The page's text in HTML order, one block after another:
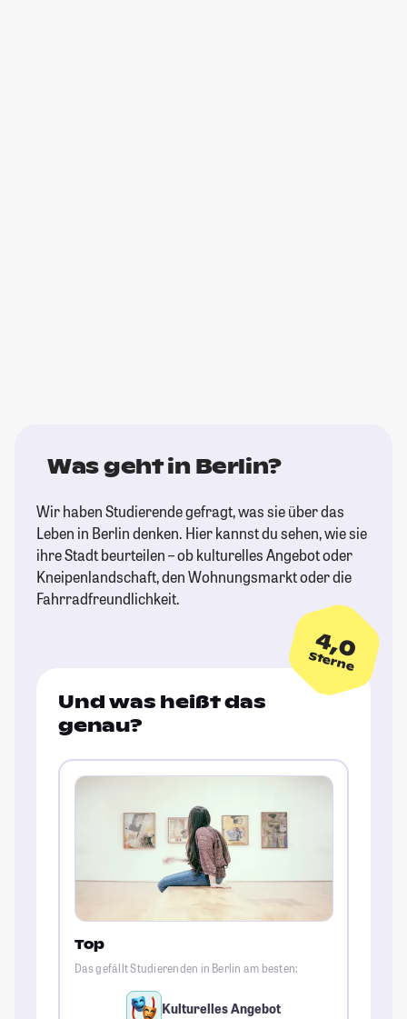
Was geht in Berlin?
Wir haben Studierende gefragt, was sie über das
Leben in Berlin denken. Hier kannst du sehen, wie sie
ihre Stadt beurteilen – ob kulturelles Angebot oder
Kneipenlandschaft, den Wohnungsmarkt oder die
Fahrradfreundlichkeit.
4,0
Sterne
Und was heißt das
genau?
Top
Das gefällt Studierenden in Berlin am besten:
Kulturelles Angebot